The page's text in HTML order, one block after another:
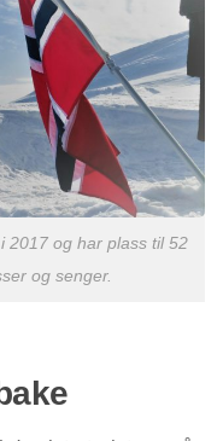
2017 og har plass til 52
og senger.